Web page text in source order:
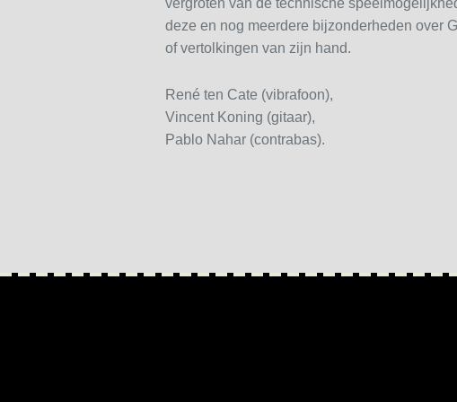
vergroten van de technische
deze en nog meerdere bijzonderheden over
of vertolkingen van zijn hand.
René ten Cate (vibrafoon),
Vincent Koning (gitaar),
Pablo Nahar (contrabas).